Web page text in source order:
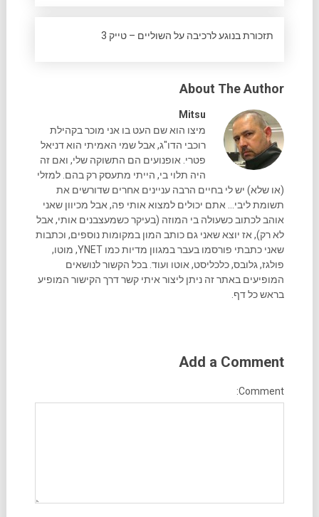
תזכורת בנוגע לרכיבה על השוליים – טייק 3
About The Author
Mitsu
מיצו הוא שם העט בו אני מוכר בקהילת
רוכבי הדו"ג, אבל שמי האמיתי הוא דניאל
פטרי. אופנועים הם התשוקה שלי, ואם זה
היה תלוי בי, הייתי מתעסק רק בהם. למזלי
(או שלא) יש לי בחיים הרבה עניינים אחרים שדורשים את
תשומת ליבי... אתם יכולים למצוא אותי פה, אבל מכיוון שאני
אוהב לכתוב כשעולה בי המוזה (בעיקר כשמעצבנים אותי, אבל
לא רק), אז יוצא שאני גם כותב המון במקומות נוספים, וכתבות
שאני כתבתי פורסמו בעבר במגוון מדיות כמו YNET, מוטו,
פולגז, גלובס, כלכליסט, אוטו ועוד. בכל הקשור לנושאים
המופיעים באתר זה ניתן ליצור איתי קשר דרך הקישור המופיע
בראש כל דף.
Add a Comment
Comment: